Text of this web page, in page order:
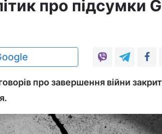
про підсумки
про завершення війни